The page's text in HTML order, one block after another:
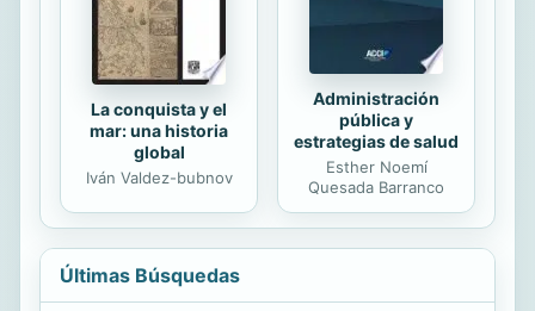
La conquista y el
mar: una historia
global
Iván Valdez-bubnov
Administración
pública y
estrategias de salud
Esther Noemí
Quesada Barranco
Últimas Búsquedas